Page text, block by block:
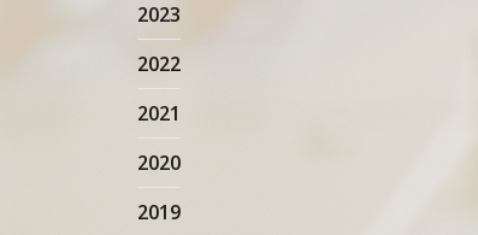
2023
2022
2021
2020
2019